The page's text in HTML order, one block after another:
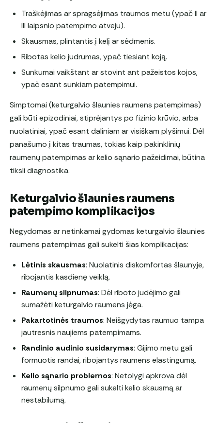
Traškėjimas ar spragsėjimas traumos metu (ypač II ar
III laipsnio patempimo atveju).
Skausmas, plintantis į kelį ar sėdmenis.
Ribotas kelio judrumas, ypač tiesiant koją.
Sunkumai vaikštant ar stovint ant pažeistos kojos,
ypač esant sunkiam patempimui.
Simptomai (keturgalvio šlaunies raumens patempimas)
gali būti epizodiniai, stiprėjantys po fizinio krūvio, arba
nuolatiniai, ypač esant daliniam ar visiškam plyšimui. Dėl
panašumo į kitas traumas, tokias kaip pakinklinių
raumenų patempimas ar kelio sąnario pažeidimai, būtina
tiksli diagnostika.
Keturgalvio šlaunies raumens
patempimo komplikacijos
Negydomas ar netinkamai gydomas keturgalvio šlaunies
raumens patempimas gali sukelti šias komplikacijas:
Lėtinis skausmas: Nuolatinis diskomfortas šlaunyje,
ribojantis kasdienę veiklą.
Raumenų silpnumas: Dėl riboto judėjimo gali
sumažėti keturgalvio raumens jėga.
Pakartotinės traumos: Neišgydytas raumuo tampa
jautresnis naujiems patempimams.
Randinio audinio susidarymas: Gijimo metu gali
formuotis randai, ribojantys raumens elastingumą.
Kelio sąnario problemos: Netolygi apkrova dėl
raumenų silpnumo gali sukelti kelio skausmą ar
nestabilumą.